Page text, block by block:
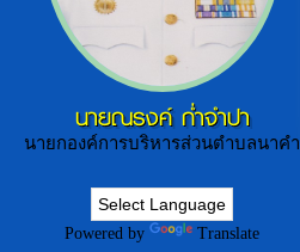
นายณรงค์ ก่ำจำปา
นายกองค์การบริหารส่วนตำบลนาคำ
Powered by Translate